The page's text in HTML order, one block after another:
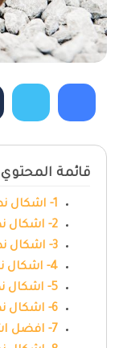
قائمة المحتوي
1- اشكال نظارات نظر Kursan
2- اشكال نظارات نظر رجالي Linea Roma
3- اشكال نظارات نظر بناتي GoodTool
4- اشكال نظارات نظر شبابي FONHCOO
5- اشكال نظارات نظر رجالي Ray-Ban
6- اشكال نظارات طبية للبنات WAZIR
7- افضل اشكال نظارات النظر Brigtlaiff